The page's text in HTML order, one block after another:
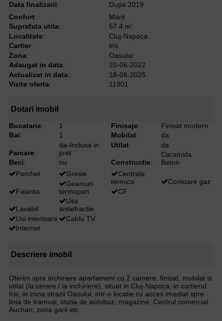
Data finalizarii:
Dupa 2019
Confort:
Marit
Suprafata utila: 57.4 m2
Localitate:
Cluj-Napoca
Cartier:
Iris
Zona:
Oasului
Adaugat in data:
20-06-2022
Actualizat in data:
18-08-2025
Vizite oferta: 11901
Dotari imobil
Bucatarie:
1
Bai: 1
Parcare:
da-Inclusa in
pret
Beci: nu
Finisaje:
Finisat modern
Mobilat:
da
Utilat: da
Constructie:
Caramida
Beton
Parchet
Gresie
Faianta
Geamuri
termopan
Lavabil
Usa
antiefractie
Usi interioare
Cablu TV
Internet
Centrala
termica
Contoare gaz
CF
Descriere imobil
Oferim spre inchiriere apartament cu 2 camere, finisat, mobilat si
utilat (la cerere / la inchiriere), situat in Cluj-Napoca, in cartierul
Iris, in zona strazii Oasului; intr-o locatie cu acces imediat spre
linia de tramvai, statia de autobuz, magazine, Centrul comercial
Auchan, zona garii etc.